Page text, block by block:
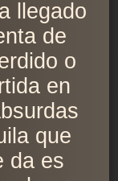
llegado
de
o
en
que
da es